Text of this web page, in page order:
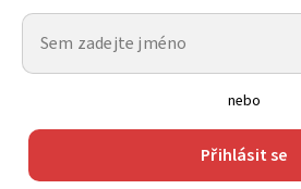
nebo
Přihlásit se